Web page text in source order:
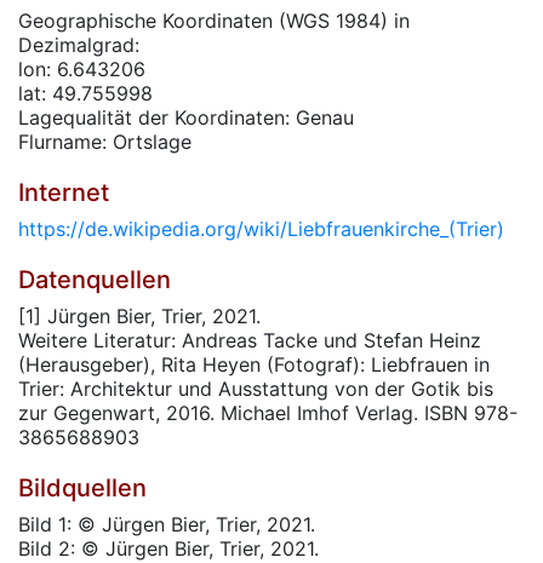
Geographische Koordinaten (WGS 1984) in
Dezimalgrad:
lon: 6.643206
lat: 49.755998
Lagequalität der Koordinaten: Genau
Flurname: Ortslage
Internet
https://de.wikipedia.org/wiki/Liebfrauenkirche_(Trier)
Datenquellen
[1] Jürgen Bier, Trier, 2021.
Weitere Literatur: Andreas Tacke und Stefan Heinz
(Herausgeber), Rita Heyen (Fotograf): Liebfrauen in
Trier: Architektur und Ausstattung von der Gotik bis
zur Gegenwart, 2016. Michael Imhof Verlag. ISBN 978-
3865688903
Bildquellen
Bild 1: © Jürgen Bier, Trier, 2021.
Bild 2: © Jürgen Bier, Trier, 2021.